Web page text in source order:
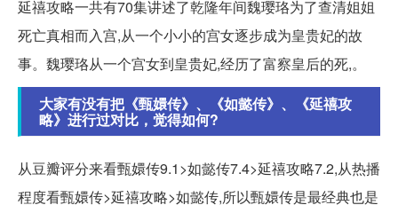
延禧攻略一共有70集讲述了乾隆年间魏璎珞为了查清姐姐
死亡真相而入宫,从一个小小的宫女逐步成为皇贵妃的故
事。魏璎珞从一个宫女到皇贵妃,经历了富察皇后的死,。
大家有没有把《甄嬛传》、《如懿传》、《延禧攻
略》进行过对比，觉得如何?
从豆瓣评分来看甄嬛传9.1>如懿传7.4>延禧攻略7.2,从热播
程度看甄嬛传>延禧攻略>如懿传,所以甄嬛传是最经典也是